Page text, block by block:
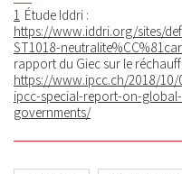
1 Étude Iddri :
https://www.iddri.org/sites/
ST1018-
rapport du Giec sur le
https://www.ipcc.ch/2018/
ipcc-special-report-on-
governments/